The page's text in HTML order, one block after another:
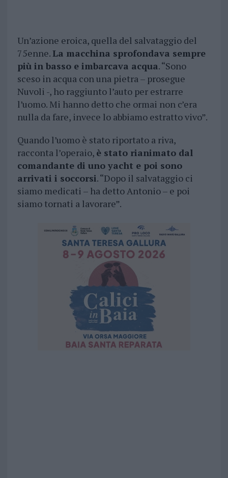
Un’azione eroica, quella del salvataggio del
75enne.La macchina sprofondava sempre
più in basso e imbarcava acqua. “Sono
sceso in acqua con una pietra – prosegue
Nuvoli -, ho raggiunto l’auto per estrarre
l’uomo. Mi hanno detto che ormai non c’era
nulla da fare, invece lo abbiamo estratto vivo”.
Quando l’uomo è stato riportato a riva,
racconta l’operaio, è stato rianimato dal
comandante di uno yacht e poi sono
arrivati i soccorsi. “Dopo il salvataggio ci
siamo medicati – ha detto Antonio – e poi
siamo tornati a lavorare”.